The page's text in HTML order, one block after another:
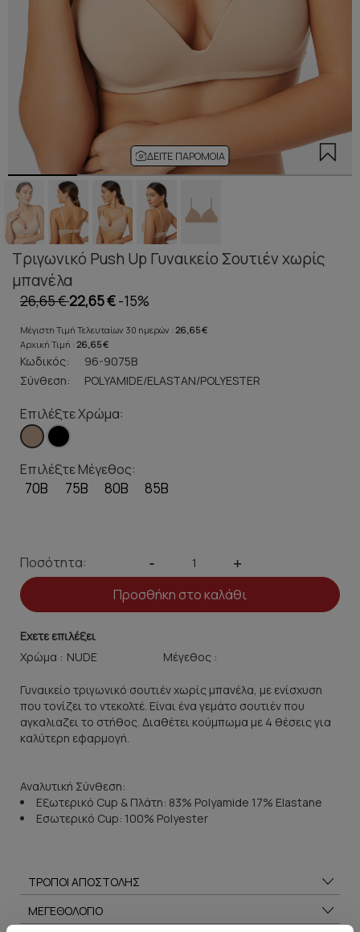
ΔΕΊΤΕ ΠΑΡΌΜΟΙΑ
Τριγωνικό Push Up Γυναικείο Σουτιέν χωρίς
μπανέλα
26,65 €22,65 €-15%
Μέγιστη Τιμή Τελευταίων 30 ημερών : 26,65 €
Αρχική Τιμή : 26,65 €
Κωδικός:
96-9075B
Σύνθεση:
POLYAMIDE/ELASTAN/POLYESTER
Επιλέξτε Χρώμα:
Επιλέξτε Μέγεθος:
70B 75B 80B 85B
Ποσότητα: - +
Προσθήκη στο καλάθι
Εχετε επιλέξει
Χρώμα :
Μέγεθος :
Γυναικείο τριγωνικό σουτιέν χωρίς μπανέλα, με ενίσχυση
που τονίζει το ντεκολτέ. Είναι ένα γεμάτο σουτιέν που
αγκαλιαζει το στήθος. Διαθέτει κούμπωμα με 4 θέσεις για
καλύτερη εφαρμογή.
Αναλυτική Σύνθεση:
Εξωτερικό Cup & Πλάτη: 83% Polyamide 17% Elastane
Εσωτερικό Cup: 100% Polyester
ΤΡΟΠΟΙ ΑΠΟΣΤΟΛΗΣ
ΜΕΓΕΘΟΛΟΓΙΟ